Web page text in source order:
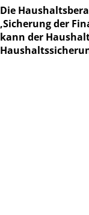
Die
‚Sicherung der
kann der